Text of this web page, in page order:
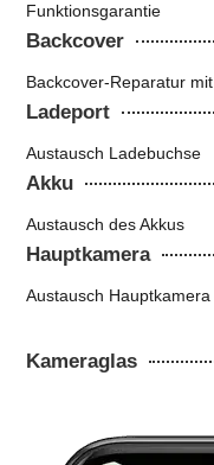
Funktionsgarantie
Backcover
Backcover-Reparatur mit
Ladeport
Austausch Ladebuchse
Akku
Austausch des Akkus
Hauptkamera
Austausch Hauptkamera
Kameraglas